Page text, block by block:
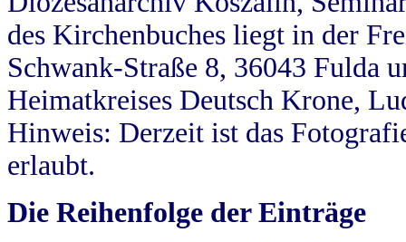
des Kirchenbuches liegt in der
Schwank-Straße 8, 36043 Fulda
Heimatkreises Deutsch Krone,
Hinweis: Derzeit ist das
erlaubt.
Die Reihenfolge der Einträge